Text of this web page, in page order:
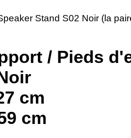
Stand S02 Noir (la
/ Pieds
cm
cm